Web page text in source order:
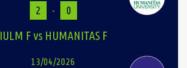
2 - 0
IULM F vs HUMANITAS F
13/04/2026